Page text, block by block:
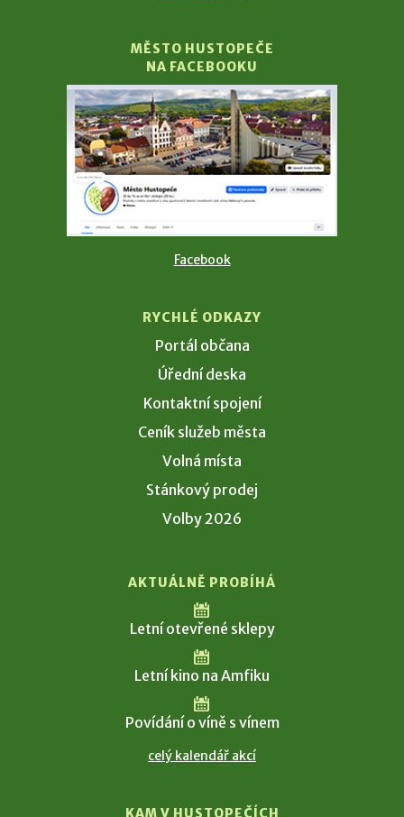
MĚSTO HUSTOPEČE
NA FACEBOOKU
Facebook
RYCHLÉ ODKAZY
Portál občana
Úřední deska
Kontaktní spojení
Ceník služeb města
Volná místa
Stánkový prodej
Volby 2026
AKTUÁLNĚ PROBÍHÁ
Letní otevřené sklepy
Letní kino na Amfiku
Povídání o víně s vínem
celý kalendář akcí
KAM V HUSTOPEČÍCH